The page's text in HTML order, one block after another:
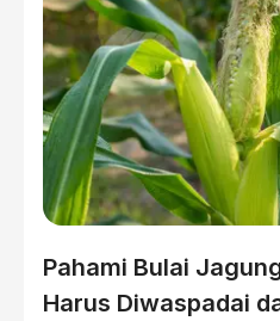
Pahami Bulai
Harus Diwaspadai